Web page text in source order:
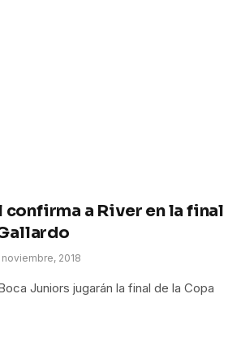
confirma a River en la final
noviembre, 2018
Juniors jugarán la final de la Copa